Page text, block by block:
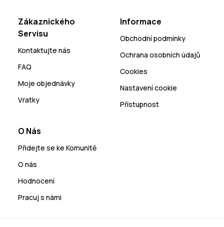
Zákaznického
Servisu
Kontaktujte nás
FAQ
Moje objednávky
Vratky
Informace
Obchodní podmínky
Ochrana osobních údajů
Cookies
Nastavení cookie
Přístupnost
O Nás
Přidejte se ke Komunitě
O nás
Hodnocení
Pracuj s námi